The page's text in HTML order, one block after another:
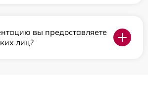
вы предоставляете
лиц?